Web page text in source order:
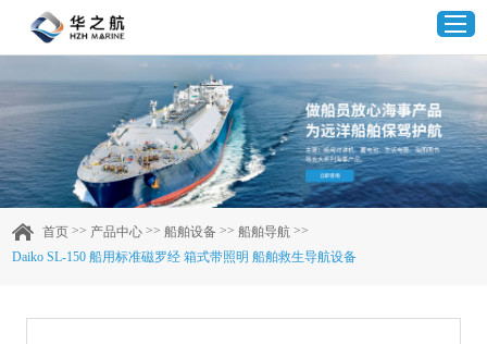
首页
产品中心
企业实力
客户案例
首页 >> 产品中心 >>船舶设备 >>船舶导航 >>
Daiko SL‑150 船用标准磁罗经 箱式带照明 船舶救生导航设备